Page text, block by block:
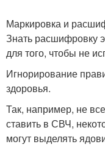
Маркировка и
Знать расшифровку
для того, чтобы не
Игнорирование
здоровья.
Так, например, не
ставить в СВЧ,
могут выделять